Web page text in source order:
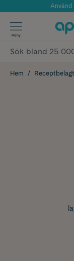
Använd
Meny
Hem Receptbelagt